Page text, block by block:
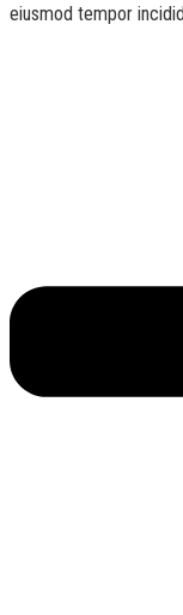
eiusmod tempor